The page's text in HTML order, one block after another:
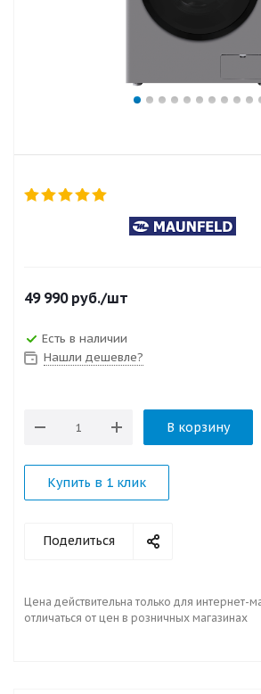
49 990руб./шт
Есть в наличии
Нашли дешевле?
В корзину
Купить в 1 клик
Поделиться
Цена действительна только для интернет-
отличаться от цен в розничных магазинах